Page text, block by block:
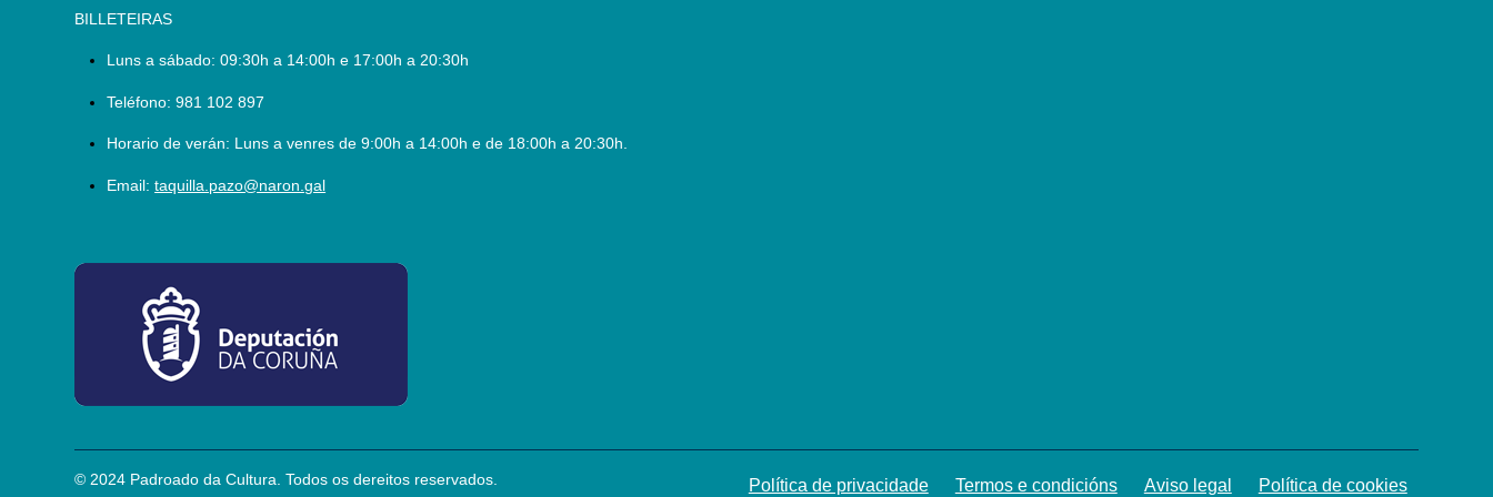
BILLETEIRAS
Luns a sábado: 09:30h a 14:00h e 17:00h a 20:30h
Teléfono: 981 102 897
Horario de verán: Luns a venres de 9:00h a 14:00h e de 18:00h a 20:30h.
Email: taquilla.pazo@naron.gal
logo_depcoruna.png
© 2024 Padroado da Cultura. Todos os dereitos reservados. Política de privacidade Termos e condicións Aviso legal Política de cookies